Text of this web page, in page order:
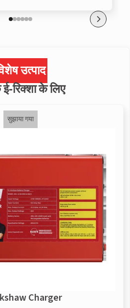
उत्पाद
रिक्शा के लिए
सुझाया गया
Charger